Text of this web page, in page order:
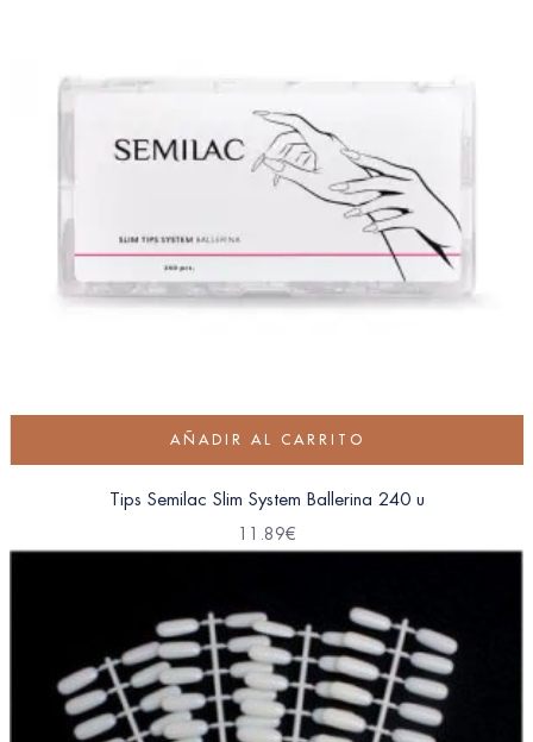
AÑADIR AL CARRITO
Tips Semilac Slim System Ballerina 240 u
11.89€